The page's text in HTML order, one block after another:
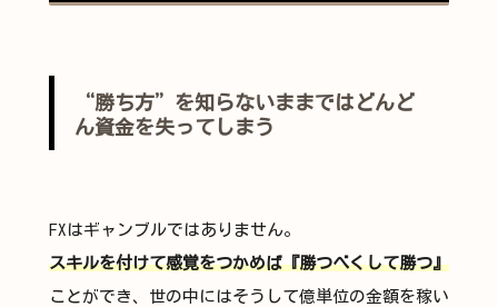
“勝ち方”を知らないままではどんど
ん資金を失ってしまう
FXはギャンブルではありません。
スキルを付けて感覚をつかめば『勝つべくして勝つ』
ことができ、世の中にはそうして億単位の金額を稼い